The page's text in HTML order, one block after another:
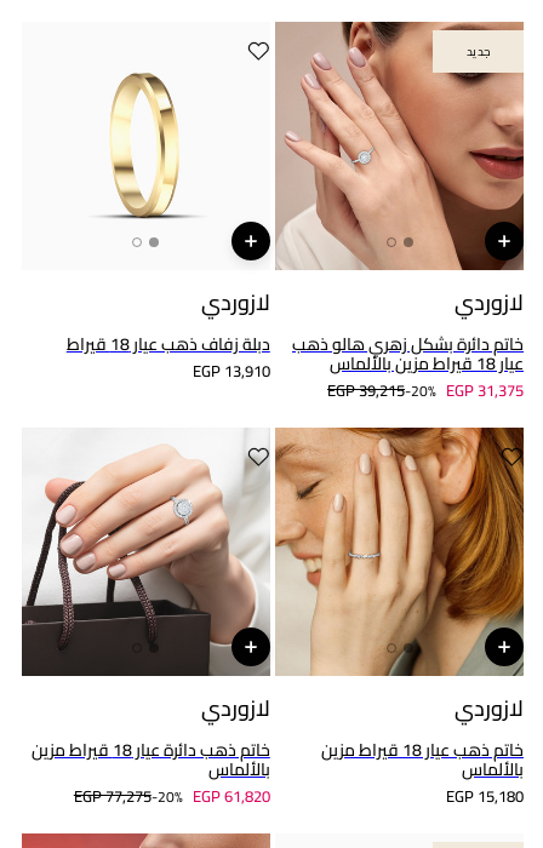
جديد
جديد
لازوردي
خاتم دائرة بشكل زهري هالو ذهب
عيار 18 قيراط مزين بالألماس
EGP 39,215 20%- EGP 31,375
لازوردي
دبلة زفاف ذهب عيار 18 قيراط
EGP 13,910
لازوردي
خاتم ذهب عيار 18 قيراط مزين
بالألماس
EGP 15,180
لازوردي
خاتم ذهب دائرة عيار 18 قيراط مزين
بالألماس
EGP 77,275 20%- EGP 61,820